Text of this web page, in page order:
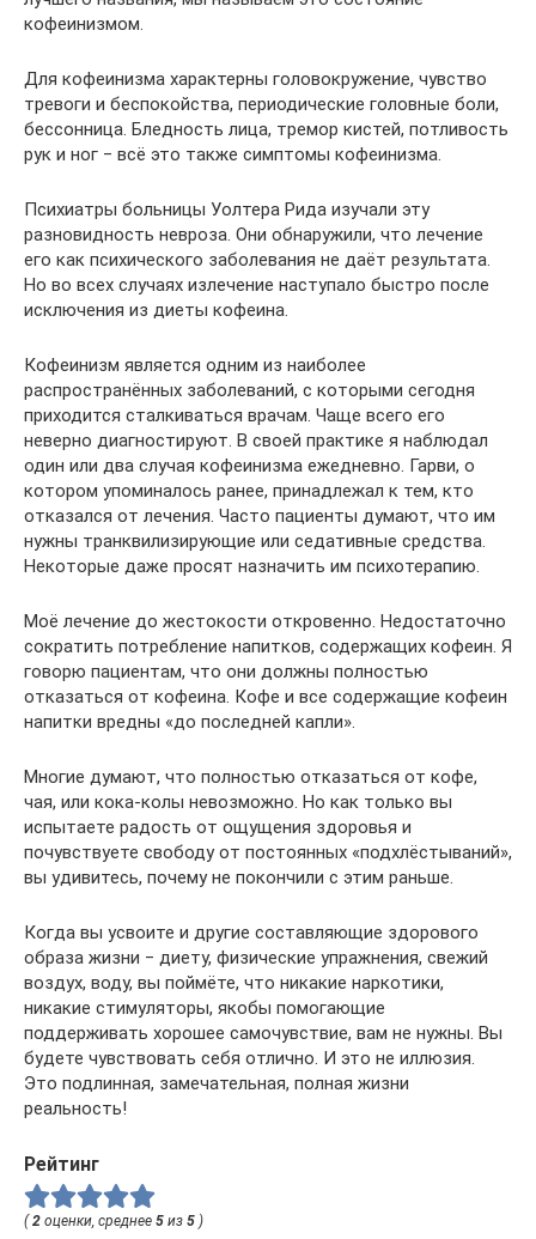
кофеинизмом.
Для кофеинизма характерны головокружение, чувство
тревоги и беспокойства, периодические головные боли,
бессонница. Бледность лица, тремор кистей, потливость
рук и ног ‒ всё это также симптомы кофеинизма.
Психиатры больницы Уолтера Рида изучали эту
разновидность невроза. Они обнаружили, что лечение
его как психического заболевания не даёт результата.
Но во всех случаях излечение наступало быстро после
исключения из диеты кофеина.
Кофеинизм является одним из наиболее
распространённых заболеваний, с которыми сегодня
приходится сталкиваться врачам. Чаще всего его
неверно диагностируют. В своей практике я наблюдал
один или два случая кофеинизма ежедневно. Гарви, о
котором упоминалось ранее, принадлежал к тем, кто
отказался от лечения. Часто пациенты думают, что им
нужны транквилизирующие или седативные средства.
Некоторые даже просят назначить им психотерапию.
Моё лечение до жестокости откровенно. Недостаточно
сократить потребление напитков, содержащих кофеин. Я
говорю пациентам, что они должны полностью
отказаться от кофеина. Кофе и все содержащие кофеин
напитки вредны «до последней капли».
Многие думают, что полностью отказаться от кофе,
чая, или кока-колы невозможно. Но как только вы
испытаете радость от ощущения здоровья и
почувствуете свободу от постоянных «подхлёстываний»,
вы удивитесь, почему не покончили с этим раньше.
Когда вы усвоите и другие составляющие здорового
образа жизни ‒ диету, физические упражнения, свежий
воздух, воду, вы поймёте, что никакие наркотики,
никакие стимуляторы, якобы помогающие
поддерживать хорошее самочувствие, вам не нужны. Вы
будете чувствовать себя отлично. И это не иллюзия.
Это подлинная, замечательная, полная жизни
реальность!
Рейтинг
( 2 оценки, среднее 5 из 5 )